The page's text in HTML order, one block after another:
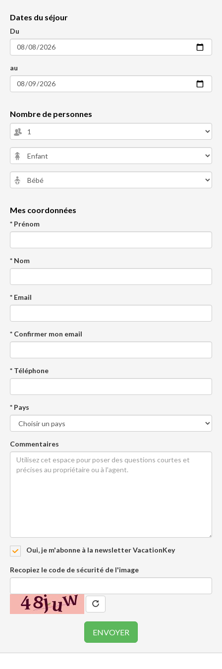
Dates du séjour
Du
au
Nombre de personnes
Mes coordonnées
* Prénom
* Nom
* Email
* Confirmer mon email
* Téléphone
* Pays
Commentaires
Oui, je m'abonne à la newsletter VacationKey
Recopiez le code de sécurité de l'image